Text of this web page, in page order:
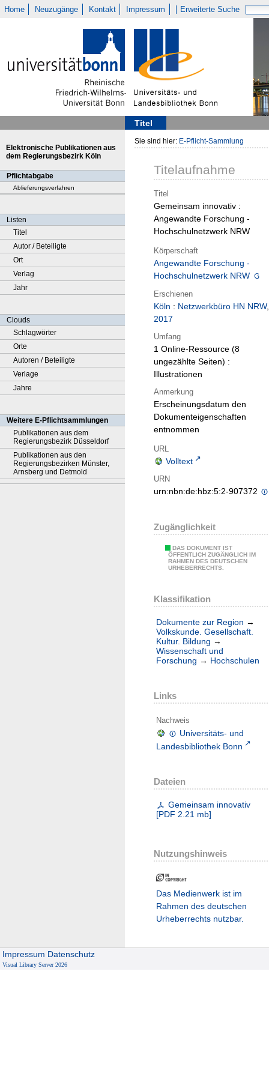
Home Neuzugänge Kontakt Impressum Erweiterte Suche
Titel
Elektronische Publikationen aus
dem Regierungsbezirk Köln
Pflichtabgabe
Ablieferungsverfahren
Listen
Titel
Autor / Beteiligte
Ort
Verlag
Jahr
Clouds
Schlagwörter
Orte
Autoren / Beteiligte
Verlage
Jahre
Weitere E-Pflichtsammlungen
Publikationen aus dem
Regierungsbezirk Düsseldorf
Publikationen aus den
Regierungsbezirken Münster,
Arnsberg und Detmold
Sie sind hier: E-Pflicht-Sammlung
Titelaufnahme
Titel
Gemeinsam innovativ :
Angewandte Forschung -
Hochschulnetzwerk NRW
Körperschaft
Angewandte Forschung -
Hochschulnetzwerk NRW
Erschienen
Köln : Netzwerkbüro HN NRW,
2017
Umfang
1 Online-Ressource (8
ungezählte Seiten) :
Illustrationen
Anmerkung
Erscheinungsdatum den
Dokumenteigenschaften
entnommen
URL
Volltext
URN
urn:nbn:de:hbz:5:2-907372
Zugänglichkeit
DAS DOKUMENT IST
ÖFFENTLICH ZUGÄNGLICH IM
RAHMEN DES DEUTSCHEN
URHEBERRECHTS.
Klassifikation
Dokumente zur Region →
Volkskunde. Gesellschaft.
Kultur. Bildung →
Wissenschaft und
Forschung → Hochschulen
Links
Nachweis
Universitäts- und
Landesbibliothek Bonn
Dateien
Gemeinsam innovativ
[PDF 2.21 mb]
Nutzungshinweis
Das Medienwerk ist im
Rahmen des deutschen
Urheberrechts nutzbar.
Impressum Datenschutz
Visual Library Server 2026